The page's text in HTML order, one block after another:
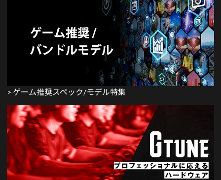
> ゲーム推奨スペック/モデル特集